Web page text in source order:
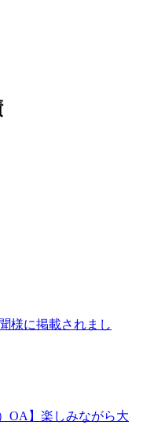
様に掲載されまし
OA】楽しみながら大